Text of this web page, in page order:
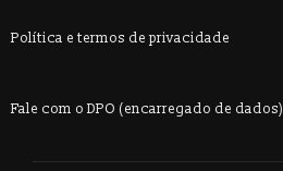
Política e termos de privacidade
Fale com o DPO (encarregado de dados)